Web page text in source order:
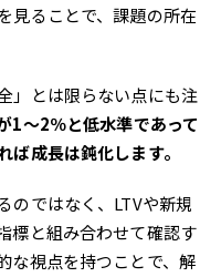
見ることで、課題の所在
」とは限らない点にも注
1〜2％と低水準であって
成長は鈍化します。
のではなく、LTVや新規
標と組み合わせて確認す
な視点を持つことで、解